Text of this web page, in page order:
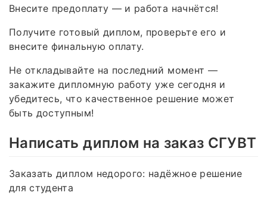
Внесите предоплату — и работа начнётся!
Получите готовый диплом, проверьте его и
внесите финальную оплату.
Не откладывайте на последний момент —
закажите дипломную работу уже сегодня и
убедитесь, что качественное решение может
быть доступным!
Написать диплом на заказ СГУВТ
Заказать диплом недорого: надёжное решение
для студента